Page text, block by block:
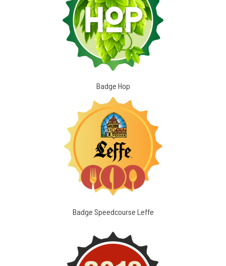
Badge Hop
Badge Speedcourse Leffe